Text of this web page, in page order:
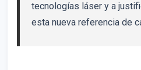
tecnologías láser y a
esta nueva referencia de